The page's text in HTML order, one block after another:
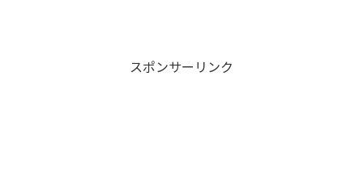
スポンサーリンク